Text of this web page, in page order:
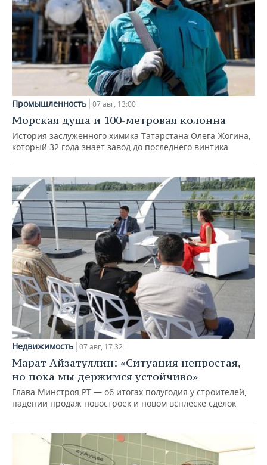
Промышленность 07 авг, 13:00
Морская душа и 100-метровая колонна
История заслуженного химика Татарстана Олега Жогина,
который 32 года знает завод до последнего винтика
Недвижимость 07 авг, 17:32
Марат Айзатуллин: «Ситуация непростая,
но пока мы держимся устойчиво»
Глава Минстроя РТ — об итогах полугодия у строителей,
падении продаж новостроек и новом всплеске сделок